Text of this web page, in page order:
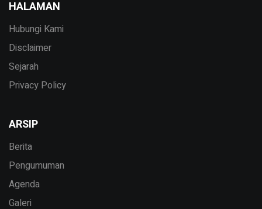
HALAMAN
Hubungi Kami
Disclaimer
Sejarah
Privacy Policy
ARSIP
Berita
Pengumuman
Agenda
Galeri